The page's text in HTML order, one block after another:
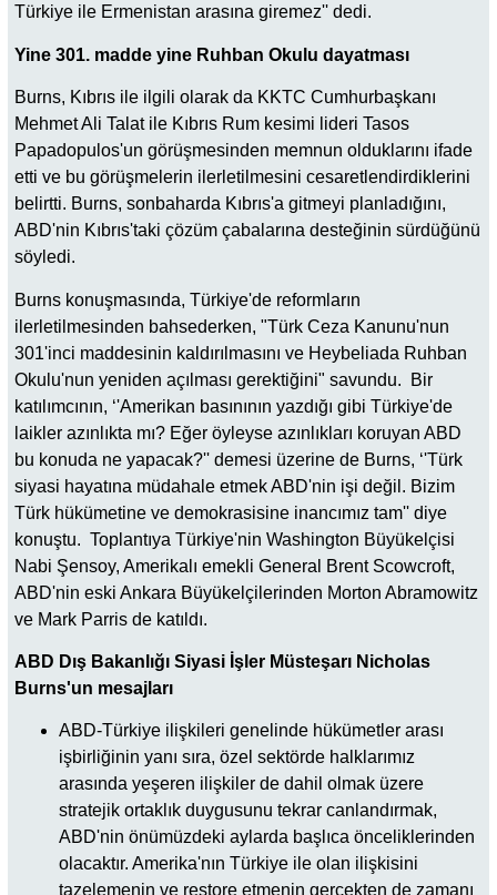
Türkiye ile Ermenistan arasına giremez'' dedi.
Yine 301. madde yine Ruhban Okulu dayatması
Burns, Kıbrıs ile ilgili olarak da KKTC Cumhurbaşkanı
Mehmet Ali Talat ile Kıbrıs Rum kesimi lideri Tasos
Papadopulos'un görüşmesinden memnun olduklarını ifade
etti ve bu görüşmelerin ilerletilmesini cesaretlendirdiklerini
belirtti. Burns, sonbaharda Kıbrıs'a gitmeyi planladığını,
ABD'nin Kıbrıs'taki çözüm çabalarına desteğinin sürdüğünü
söyledi.
Burns konuşmasında, Türkiye'de reformların
ilerletilmesinden bahsederken, "Türk Ceza Kanunu'nun
301'inci maddesinin kaldırılmasını ve Heybeliada Ruhban
Okulu'nun yeniden açılması gerektiğini" savundu. Bir
katılımcının, ‘'Amerikan basınının yazdığı gibi Türkiye'de
laikler azınlıkta mı? Eğer öyleyse azınlıkları koruyan ABD
bu konuda ne yapacak?'' demesi üzerine de Burns, ‘'Türk
siyasi hayatına müdahale etmek ABD'nin işi değil. Bizim
Türk hükümetine ve demokrasisine inancımız tam'' diye
konuştu. Toplantıya Türkiye'nin Washington Büyükelçisi
Nabi Şensoy, Amerikalı emekli General Brent Scowcroft,
ABD'nin eski Ankara Büyükelçilerinden Morton Abramowitz
ve Mark Parris de katıldı.
ABD Dış Bakanlığı Siyasi İşler Müsteşarı Nicholas
Burns'un mesajları
ABD-Türkiye ilişkileri genelinde hükümetler arası
işbirliğinin yanı sıra, özel sektörde halklarımız
arasında yeşeren ilişkiler de dahil olmak üzere
stratejik ortaklık duygusunu tekrar canlandırmak,
ABD'nin önümüzdeki aylarda başlıca önceliklerinden
olacaktır. Amerika'nın Türkiye ile olan ilişkisini
tazelemenin ve restore etmenin gerçekten de zamanı